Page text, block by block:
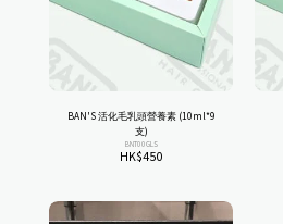
BAN'S 活化毛乳頭營養素 (10ml*9
支)
BNT00GLS
HK$450